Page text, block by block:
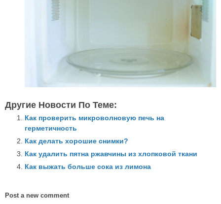
Другие Новости По Теме:
Как проверить микроволновую печь на
герметичность
Как делать хорошие снимки?
Как удалить пятна ржавчины из хлопковой ткани
Как выжать больше сока из лимона
Post a new comment